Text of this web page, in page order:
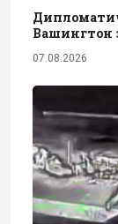
Вашингтон
07.08.2026